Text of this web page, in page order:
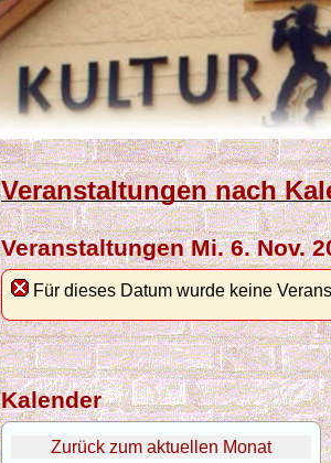
Veranstaltungen nach
Veranstaltungen Mi. 6. Nov.
Für dieses Datum wurde keine
Kalender
Zurück zum aktuellen Monat